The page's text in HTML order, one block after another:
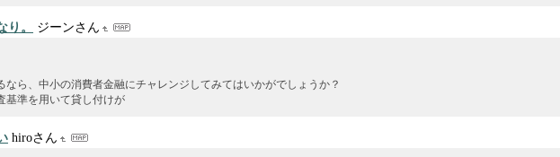
り。 ジーンさん
なら、中小の消費者金融にチャレンジしてみてはいかがでしょうか？
基準を用いて貸し付けが
hiroさん